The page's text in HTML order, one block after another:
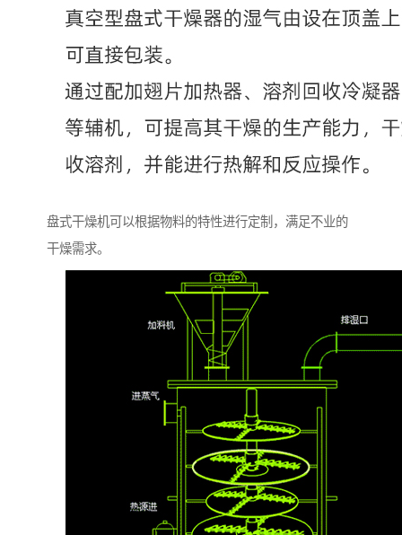
盘式干燥机可以根据物料的特性进行定制，满足不业的
干燥需求。